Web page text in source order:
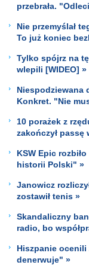
przebrała.
Nie przemyślał
To już koniec
Tylko spójrz na
wlepili [WIDEO] »
Niespodziewana
Konkret. "Nie
10 porażek z
zakończył passę
KSW Epic
historii Polski" »
Janowicz
zostawił tenis »
Skandaliczny
radio, bo
Hiszpanie
denerwuje" »